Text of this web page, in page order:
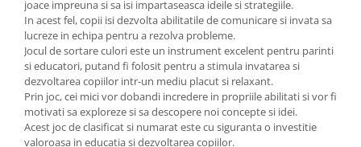
joace impreuna si sa isi impartaseasca ideile si strategiile.
In acest fel, copii isi dezvolta abilitatile de comunicare si invata sa
lucreze in echipa pentru a rezolva probleme.
Jocul de sortare culori este un instrument excelent pentru parinti
si educatori, putand fi folosit pentru a stimula invatarea si
dezvoltarea copiilor intr-un mediu placut si relaxant.
Prin joc, cei mici vor dobandi incredere in propriile abilitati si vor fi
motivati sa exploreze si sa descopere noi concepte si idei.
Acest joc de clasificat si numarat este cu siguranta o investitie
valoroasa in educatia si dezvoltarea copiilor.